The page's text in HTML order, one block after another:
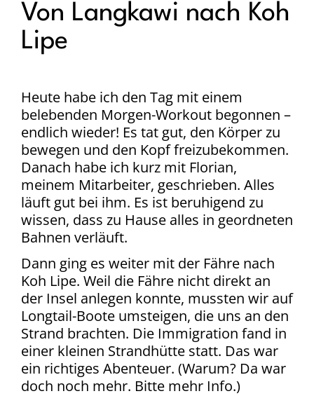
Von Langkawi nach Koh
Lipe
Heute habe ich den Tag mit einem
belebenden Morgen-Workout begonnen –
endlich wieder! Es tat gut, den Körper zu
bewegen und den Kopf freizubekommen.
Danach habe ich kurz mit Florian,
meinem Mitarbeiter, geschrieben. Alles
läuft gut bei ihm. Es ist beruhigend zu
wissen, dass zu Hause alles in geordneten
Bahnen verläuft.
Dann ging es weiter mit der Fähre nach
Koh Lipe. Weil die Fähre nicht direkt an
der Insel anlegen konnte, mussten wir auf
Longtail-Boote umsteigen, die uns an den
Strand brachten. Die Immigration fand in
einer kleinen Strandhütte statt. Das war
ein richtiges Abenteuer. (Warum? Da war
doch noch mehr. Bitte mehr Info.)